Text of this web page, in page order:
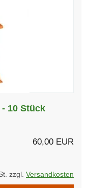
10 Stück
60,00 EUR
zzgl. Versandkosten